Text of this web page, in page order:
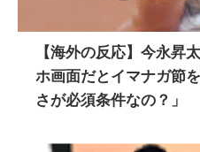
【海外の反応】今永昇
ホ画面だとイマナガ節
さが必須条件なの？」